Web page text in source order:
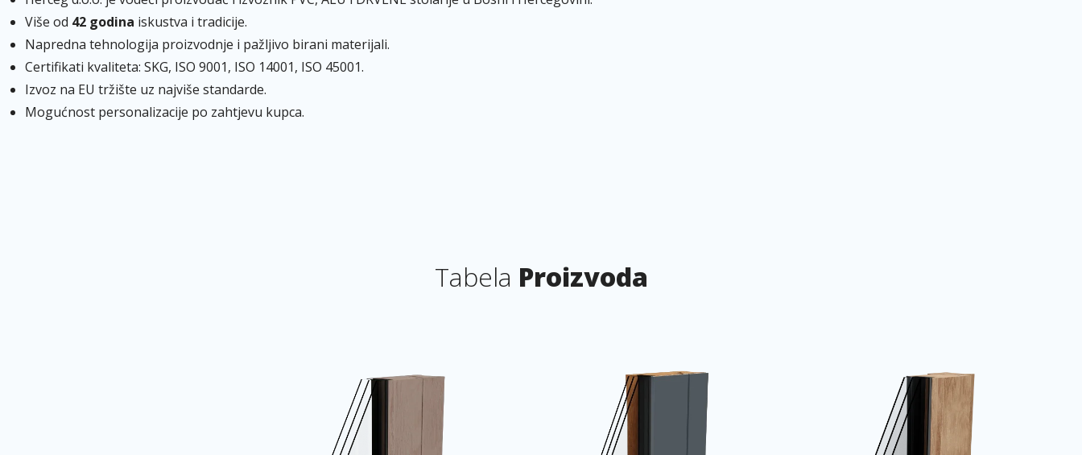
Više od 42 godina iskustva i tradicije.
Napredna tehnologija proizvodnje i pažljivo birani materijali.
Certifikati kvaliteta: SKG, ISO 9001, ISO 14001, ISO 45001.
Izvoz na EU tržište uz najviše standarde.
Mogućnost personalizacije po zahtjevu kupca.
Tabela Proizvoda